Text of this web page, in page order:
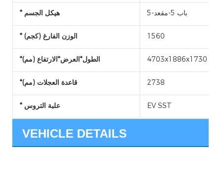
* هيكل الجسم 5-باب 5-مقعد
* الوزن الفارغ (كجم) 1560
*الطول*العرض*الارتفاع (مم) 4703x1886x1730
*قاعدة العجلات (مم) 2738
* علبة التروس EV SST
VEHICLE DETAILS